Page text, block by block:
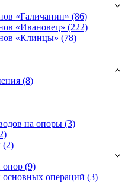
«Галичанин» (86)
«Ивановец» (222)
«Клинцы» (78)
(8)
на опоры (3)
(2)
опор (9)
основных операций (3)